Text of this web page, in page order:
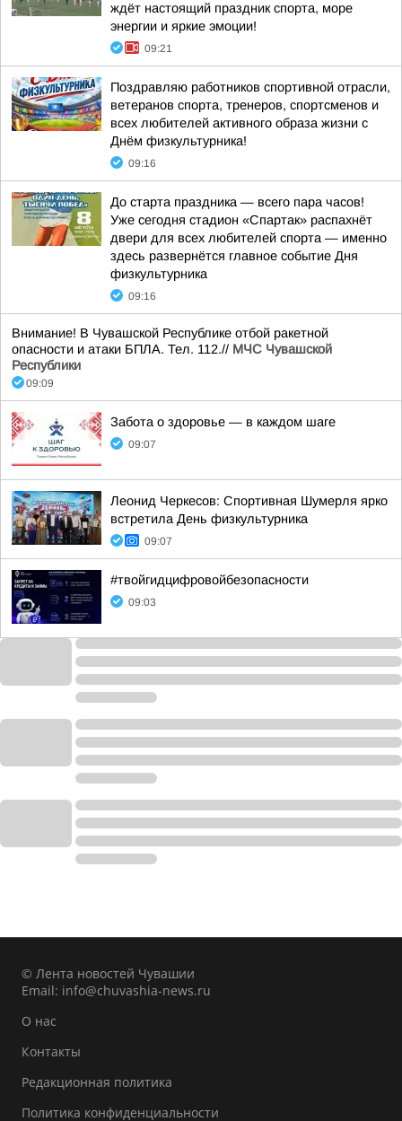
ждёт настоящий праздник спорта, море
энергии и яркие эмоции!
09:21
Поздравляю работников спортивной отрасли,
ветеранов спорта, тренеров, спортсменов и
всех любителей активного образа жизни с
Днём физкультурника!
09:16
До старта праздника — всего пара часов!
Уже сегодня стадион «Спартак» распахнёт
двери для всех любителей спорта — именно
здесь развернётся главное событие Дня
физкультурника
09:16
Внимание! В Чувашской Республике отбой ракетной
опасности и атаки БПЛА. Тел. 112.// МЧС Чувашской
Республики
09:09
Забота о здоровье — в каждом шаге
09:07
Леонид Черкесов: Спортивная Шумерля ярко
встретила День физкультурника
09:07
#твойгидцифровойбезопасности
09:03
© Лента новостей Чувашии
Email: info@chuvashia-news.ru
О нас
Контакты
Редакционная политика
Политика конфиденциальности